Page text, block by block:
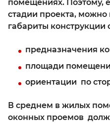
помещениях. Поэтому,
стадии проекта,
габариты конструкции
предназначения
площади
ориентации по
В среднем в жилых
оконных проемов